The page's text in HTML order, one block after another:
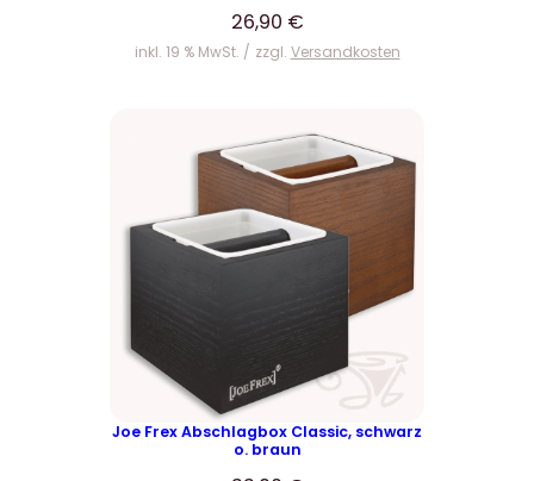
26,90 €
inkl. 19 % MwSt. zzgl. Versandkosten
Joe Frex Abschlagbox Classic, schwarz
o. braun